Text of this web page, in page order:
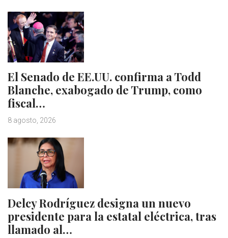
El Senado de EE.UU. confirma a Todd
Blanche, exabogado de Trump, como
fiscal…
8 agosto, 2026
Delcy Rodríguez designa un nuevo
presidente para la estatal eléctrica, tras
llamado al…